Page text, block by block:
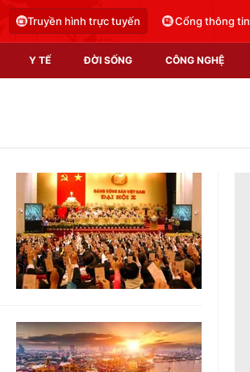
Truyền hình trực tuyến Cổng thông tin
Y TẾ ĐỜI SỐNG CÔNG NGHỆ
Video
Shorts video
Podcast
EMagazine
Photo
Infographic